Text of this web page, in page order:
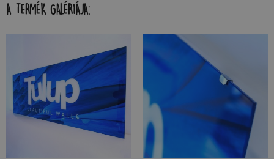
A TERMÉK GALÉRIÁJA: